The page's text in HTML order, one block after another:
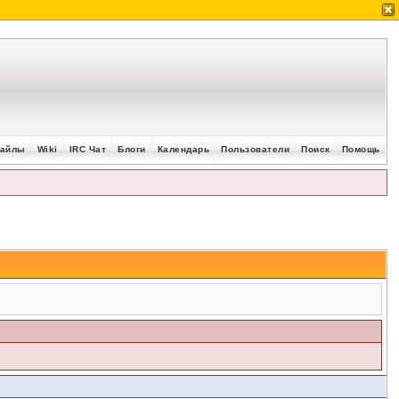
Помощь
Поиск
Пользователи
Календарь
Блоги
IRC Чат
Wiki